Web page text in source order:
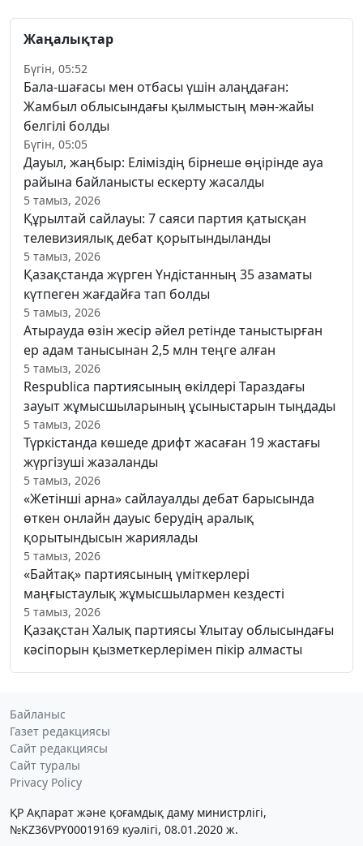
Жаңалықтар
Бүгін, 05:52
Бала-шағасы мен отбасы үшін алаңдаған:
Жамбыл облысындағы қылмыстың мән-жайы
белгілі болды
Бүгін, 05:05
Дауыл, жаңбыр: Еліміздің бірнеше өңірінде ауа
райына байланысты ескерту жасалды
5 тамыз, 2026
Құрылтай сайлауы: 7 саяси партия қатысқан
телевизиялық дебат қорытындыланды
5 тамыз, 2026
Қазақстанда жүрген Үндістанның 35 азаматы
күтпеген жағдайға тап болды
5 тамыз, 2026
Атырауда өзін жесір әйел ретінде таныстырған
ер адам танысынан 2,5 млн теңге алған
5 тамыз, 2026
Respublica партиясының өкілдері Тараздағы
зауыт жұмысшыларының ұсыныстарын тыңдады
5 тамыз, 2026
Түркістанда көшеде дрифт жасаған 19 жастағы
жүргізуші жазаланды
5 тамыз, 2026
«Жетінші арна» сайлауалды дебат барысында
өткен онлайн дауыс берудің аралық
қорытындысын жариялады
5 тамыз, 2026
«Байтақ» партиясының үміткерлері
маңғыстаулық жұмысшылармен кездесті
5 тамыз, 2026
Қазақстан Халық партиясы Ұлытау облысындағы
кәсіпорын қызметкерлерімен пікір алмасты
Байланыс
Газет редакциясы
Сайт редакциясы
Сайт туралы
Privacy Policy
ҚР Ақпарат және қоғамдық даму министрлігі,
№KZ36VPY00019169 куәлігі, 08.01.2020 ж.